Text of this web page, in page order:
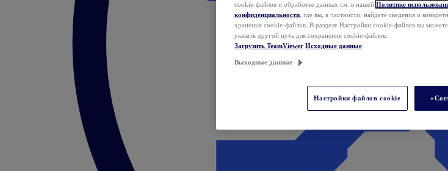
cookie-файлов и обработке данных см. в нашей Политике
конфиденциальности , где вы, в частности, найдете сведения о
хранения cookie-файлов. В разделе Настройки cookie-файлов вы
указать другой путь для сохранения cookie-файлов.
Загрузить TeamViewer Исходные данные
Выходные данные
Настройки файлов cookie